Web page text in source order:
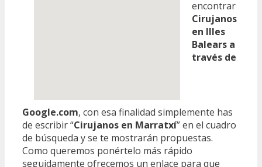
encontrar
Cirujanos
en Illes
Balears a
través de
Google.com, con esa finalidad simplemente has
de escribir “Cirujanos en Marratxí” en el cuadro
de búsqueda y se te mostrarán propuestas.
Como queremos ponértelo más rápido
seguidamente ofrecemos un enlace para que